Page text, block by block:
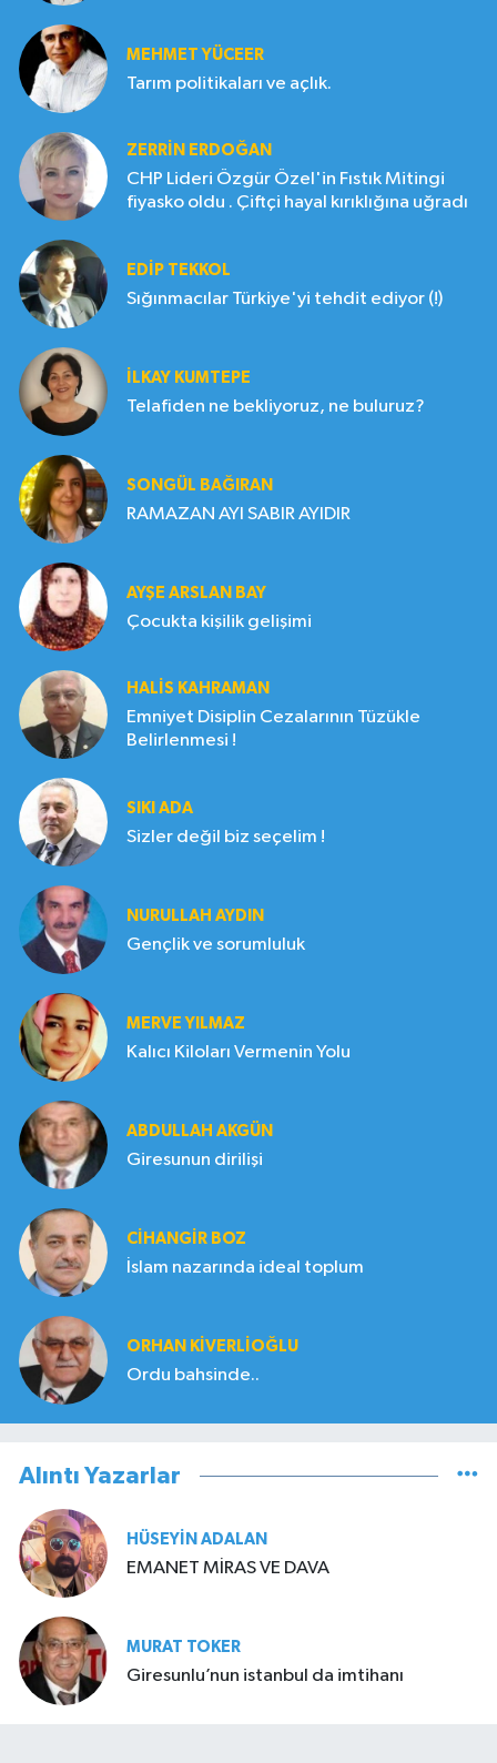
MEHMET YÜCEER
Tarım politikaları ve açlık.
ZERRIN ERDOĞAN
CHP Lideri Özgür Özel'in Fıstık Mitingi
fiyasko oldu . Çiftçi hayal kırıklığına uğradı
EDIP TEKKOL
Sığınmacılar Türkiye'yi tehdit ediyor (!)
İLKAY KUMTEPE
Telafiden ne bekliyoruz, ne buluruz?
SONGÜL BAĞIRAN
RAMAZAN AYI SABIR AYIDIR
AYŞE ARSLAN BAY
Çocukta kişilik gelişimi
HALIS KAHRAMAN
Emniyet Disiplin Cezalarının Tüzükle
Belirlenmesi !
SIKI ADA
Sizler değil biz seçelim !
NURULLAH AYDIN
Gençlik ve sorumluluk
MERVE YILMAZ
Kalıcı Kiloları Vermenin Yolu
ABDULLAH AKGÜN
Giresunun dirilişi
CIHANGIR BOZ
İslam nazarında ideal toplum
ORHAN KIVERLIOĞLU
Ordu bahsinde..
Alıntı Yazarlar
HÜSEYIN ADALAN
EMANET MİRAS VE DAVA
MURAT TOKER
Giresunlu’nun istanbul da imtihanı